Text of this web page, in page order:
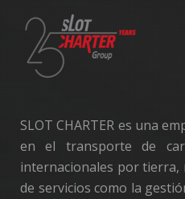
SLOT CHARTER es una
en el transporte de
internacionales por tierra,
de servicios como la